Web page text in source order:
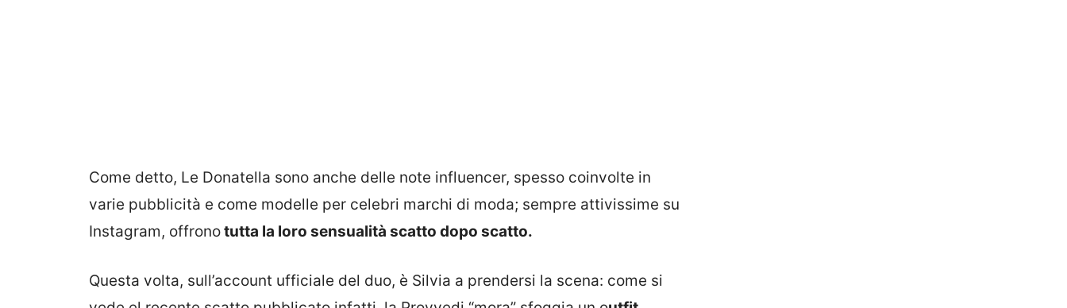
Come detto, Le Donatella sono anche delle note influencer, spesso coinvolte in
varie pubblicità e come modelle per celebri marchi di moda; sempre attivissime su
Instagram, offronotutta la loro sensualità scatto dopo scatto.
Questa volta, sull’account ufficiale del duo, è Silvia a prendersi la scena: come si